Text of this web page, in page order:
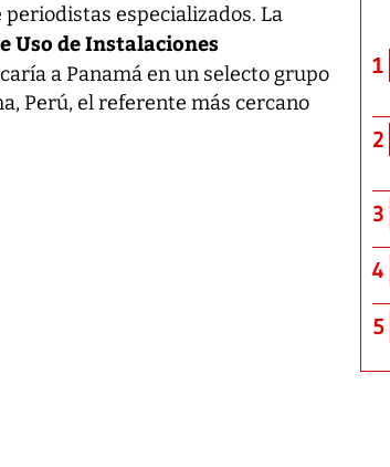
especializados. La
Uso de Instalaciones
a Panamá en un selecto grupo
Perú, el referente más cercano
1
2
3
4
5